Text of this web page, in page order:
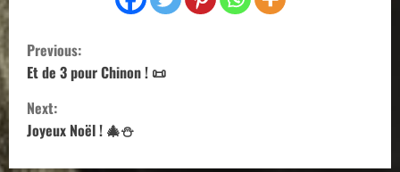
C
o
n
Previous:
Et de 3 pour Chinon ! 📜
Next:
Joyeux Noël ! 🎄⛄